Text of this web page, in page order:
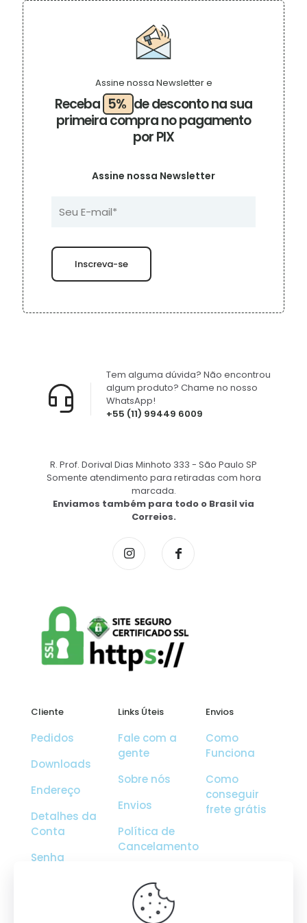
variantes.
opções
podem
ser
na
do
produto
Receba 5% de desconto na sua
primeira compra no pagamento
por PIX
Assine nossa Newsletter e
Assine nossa Newsletter
+55 (11) 99449 6009
Tem alguma dúvida? Não encontrou
algum produto? Chame no nosso
WhatsApp!
R. Prof. Dorival Dias Minhoto 333 - São Paulo SP
Somente atendimento para retiradas com hora
marcada.
Enviamos também para todo o Brasil via
Correios.
Cliente
Pedidos
Downloads
Endereço
Detalhes da
Conta
Senha
Links Úteis
Fale com a
gente
Sobre nós
Envios
Política de
Cancelamento
Envios
Como
Funciona
Como
conseguir
frete grátis